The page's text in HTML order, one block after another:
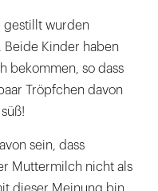
gestillt wurden
Beide Kinder haben
bekommen, so dass
Tröpfchen davon
sein, dass
Muttermilch nicht als